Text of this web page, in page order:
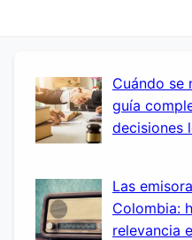
Cuándo se
guía
decisiones
Las
Colombia:
relevancia